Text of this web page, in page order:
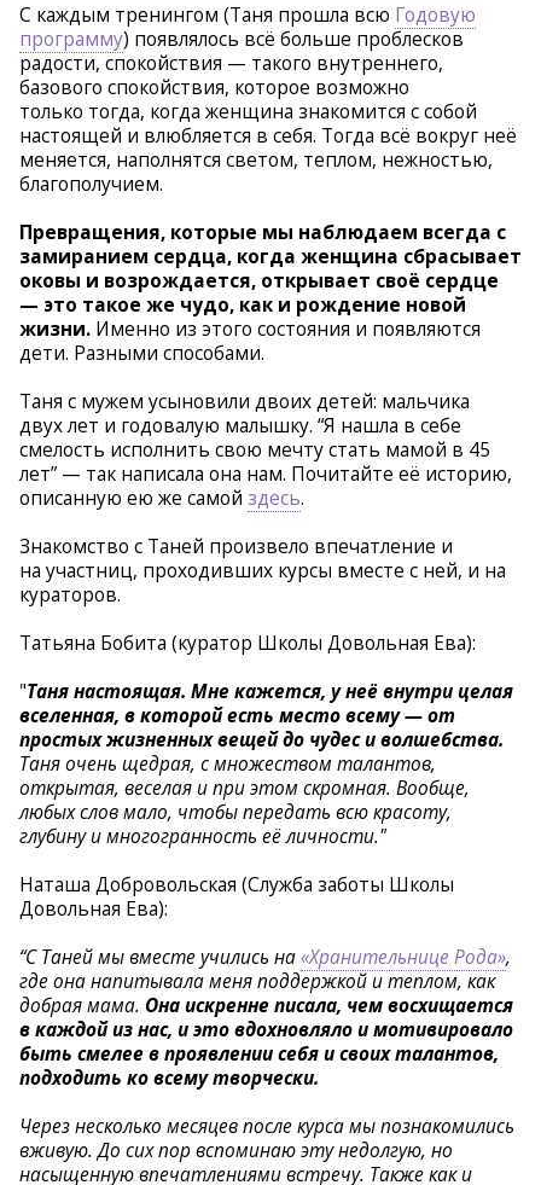
С каждым тренингом (Таня прошла всю Годовую
программу) появлялось всё больше проблесков
радости, спокойствия — такого внутреннего,
базового спокойствия, которое возможно
только тогда, когда женщина знакомится с собой
настоящей и влюбляется в себя. Тогда всё вокруг неё
меняется, наполнятся светом, теплом, нежностью,
благополучием.
Превращения, которые мы наблюдаем всегда с
замиранием сердца, когда женщина сбрасывает
оковы и возрождается, открывает своё сердце
— это такое же чудо, как и рождение новой
жизни. Именно из этого состояния и появляются
дети. Разными способами.
Таня с мужем усыновили двоих детей: мальчика
двух лет и годовалую малышку. “Я нашла в себе
смелость исполнить свою мечту стать мамой в 45
лет” — так написала она нам. Почитайте её историю,
описанную ею же самой здесь.
Знакомство с Таней произвело впечатление и
на участниц, проходивших курсы вместе с ней, и на
кураторов.
Татьяна Бобита (куратор Школы Довольная Ева):
"Таня настоящая. Мне кажется, у неё внутри целая
вселенная, в которой есть место всему — от
простых жизненных вещей до чудес и волшебства.
Таня очень щедрая, с множеством талантов,
открытая, веселая и при этом скромная. Вообще,
любых слов мало, чтобы передать всю красоту,
глубину и многогранность её личности."
Наташа Добровольская (Служба заботы Школы
Довольная Ева):
“С Таней мы вместе учились на«Хранительнице Рода»,
где она напитывала меня поддержкой и теплом, как
добрая мама. Она искренне писала, чем восхищается
в каждой из нас, и это вдохновляло и мотивировало
быть смелее в проявлении себя и своих талантов,
подходить ко всему творчески.
Через несколько месяцев после курса мы познакомились
вживую. До сих пор вспоминаю эту недолгую, но
насыщенную впечатлениями встречу. Также как и